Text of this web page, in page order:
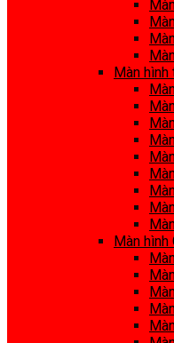
Màn hình
Màn hình